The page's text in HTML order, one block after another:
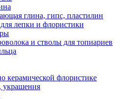
глина, гипс, пластилин
лепки и флористики
и стволы для топиариев
керамической флористике
украшения